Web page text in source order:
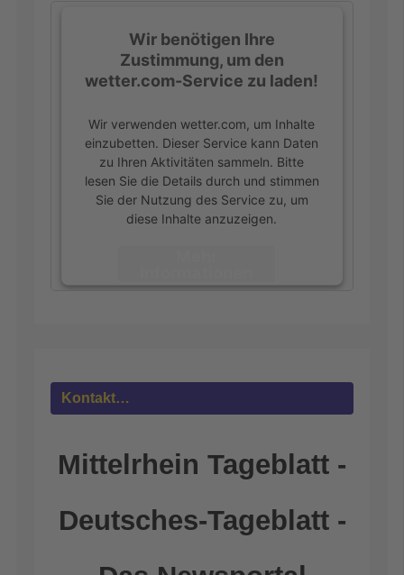
Wir benötigen Ihre
Zustimmung, um den
wetter.com-Service zu laden!
Wir verwenden wetter.com, um Inhalte
einzubetten. Dieser Service kann Daten
zu Ihren Aktivitäten sammeln. Bitte
lesen Sie die Details durch und stimmen
Sie der Nutzung des Service zu, um
diese Inhalte anzuzeigen.
Kontakt…
Mittelrhein Tageblatt -
Deutsches-Tageblatt -